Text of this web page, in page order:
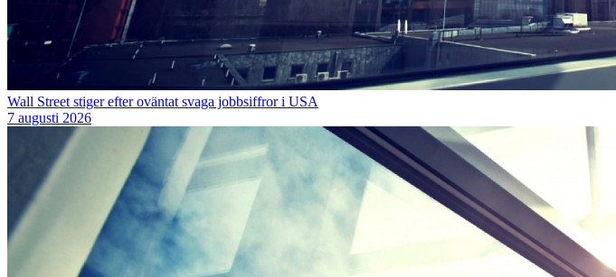
Wall Street stiger efter oväntat svaga jobbsiffror i USA
7 augusti 2026